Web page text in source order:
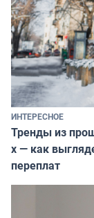
ИНТЕРЕСНОЕ
Тренды из
х — как
переплат